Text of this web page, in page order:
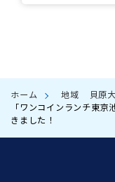
ホーム 地域
貝原
「ワンコインランチ東
きました！